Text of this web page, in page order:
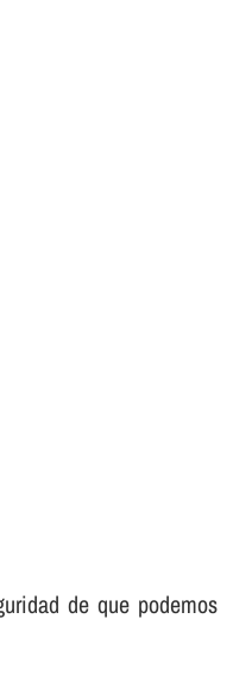
de que podemos